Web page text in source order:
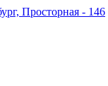
Просторная - 146